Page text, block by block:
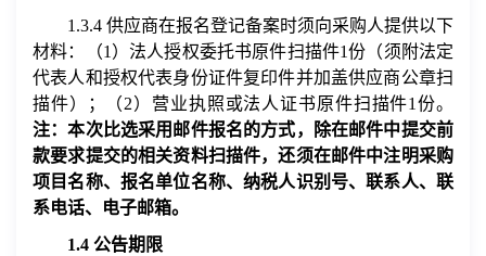
1.3.4 供应商在报名登记备案时须向采购人提供以下
材料：（1）法人授权委托书原件扫描件1份（须附法定
代表人和授权代表身份证件复印件并加盖供应商公章扫
描件）；（2）营业执照或法人证书原件扫描件1份。
注：本次比选采用邮件报名的方式，除在邮件中提交前
款要求提交的相关资料扫描件，还须在邮件中注明采购
项目名称、报名单位名称、纳税人识别号、联系人、联
系电话、电子邮箱。
1.4 公告期限